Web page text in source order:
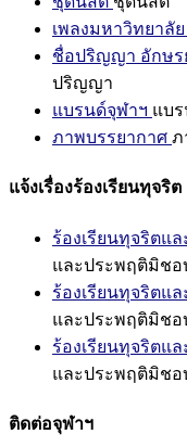
เพลงมหาวิทยาลัย
ชื่อปริญญา อักษ
ปริญญา
แบรนด์จุฬาฯ แบ
ภาพบรรยากาศ ภ
แจ้งเรื่องร้องเรียนทุจริต
ร้องเรียนทุจริตแ
และประพฤติมิชอ
ร้องเรียนทุจริตแ
และประพฤติมิชอ
ร้องเรียนทุจริตแ
และประพฤติมิชอ
ติดต่อจุฬาฯ